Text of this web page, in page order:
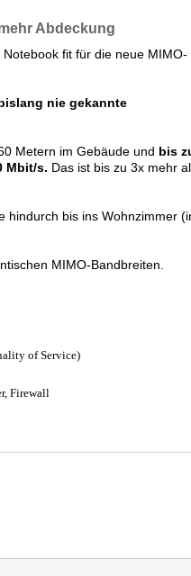
Abdeckung
fit für die neue MIMO-
nie gekannte
Metern im Gebäude und bis
Mbit/s. Das ist bis zu 3x mehr
hindurch bis ins Wohnzimmer
MIMO-Bandbreiten.
of Service)
Firewall